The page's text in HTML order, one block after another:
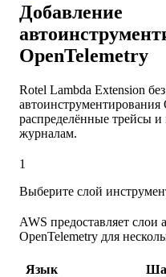
Добавление
OpenTelemetry
Rotel Lambda Extension
автоинструментирования
распределённые трейсы
журналам.
1
Выберите слой
AWS предоставляет слои
OpenTelemetry для
Язык